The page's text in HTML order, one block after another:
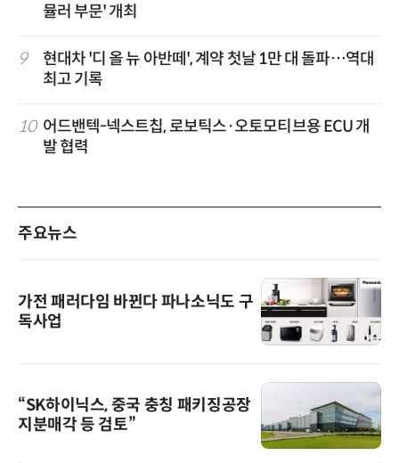
뮬러 부문' 개최
9
현대차 '디 올 뉴 아반떼', 계약 첫날 1만 대 돌파…역대
최고 기록
10 어드밴텍-넥스트칩, 로보틱스·오토모티브용 ECU 개
발 협력
주요뉴스
가전 패러다임 바뀐다 파나소닉도 구
독사업
“SK하이닉스, 중국 충칭 패키징공장
지분매각 등 검토”